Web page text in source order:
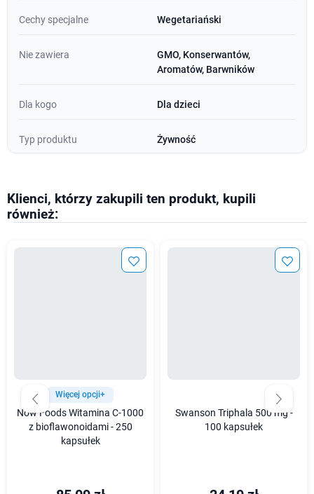
Cechy specjalne Wegetariański
Nie zawiera
GMO, Konserwantów,
Aromatów, Barwników
Dla kogo Dla dzieci
Typ produktu Żywność
Klienci, którzy zakupili ten produkt, kupili
również:
Więcej opcji+
Now Foods Witamina C-1000
z bioflawonoidami - 250
kapsułek
Swanson Triphala 500 mg -
100 kapsułek